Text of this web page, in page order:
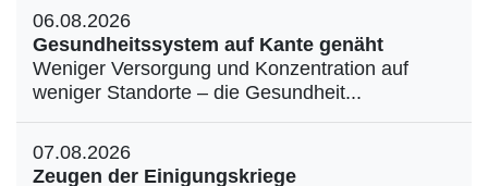
06.08.2026
Gesundheitssystem auf Kante genäht
Weniger Versorgung und Konzentration auf
weniger Standorte – die Gesundheit...
07.08.2026
Zeugen der Einigungskriege